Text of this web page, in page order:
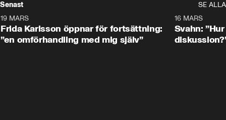
Senast
SE ALLA
19 MARS
Frida Karlsson öppnar för fortsättning:
”en omförhandling med mig själv”
16 MARS
Svahn: